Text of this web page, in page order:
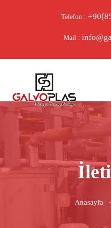
Telefon :
Mail :
Anasayfa